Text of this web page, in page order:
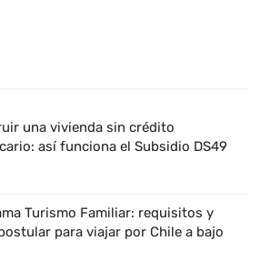
una vivienda sin crédito
así funciona el Subsidio DS49
Turismo Familiar: requisitos y
para viajar por Chile a bajo